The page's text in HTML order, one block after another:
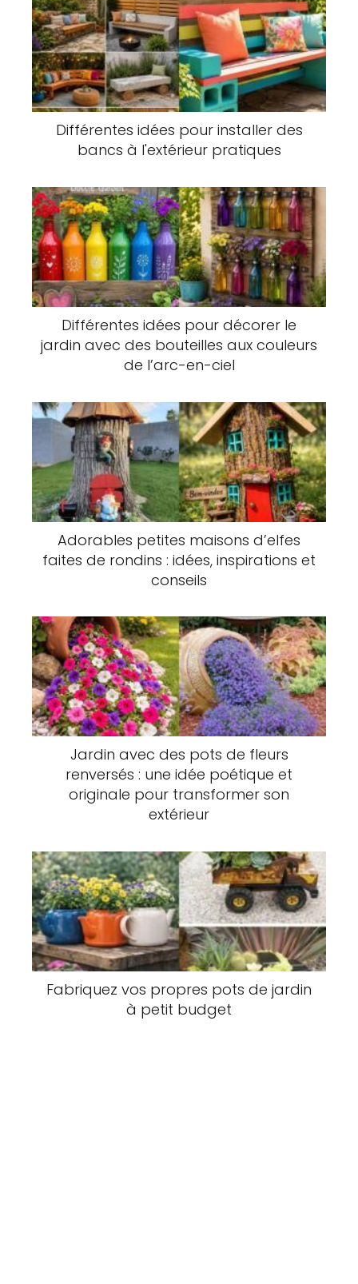
Différentes idées pour installer des
bancs à l'extérieur pratiques
Différentes idées pour décorer le
jardin avec des bouteilles aux couleurs
de l’arc-en-ciel
Adorables petites maisons d’elfes
faites de rondins : idées, inspirations et
conseils
Jardin avec des pots de fleurs
renversés : une idée poétique et
originale pour transformer son
extérieur
Fabriquez vos propres pots de jardin
à petit budget